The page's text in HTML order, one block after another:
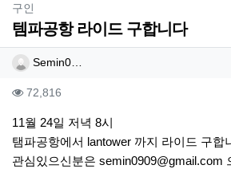
구인
템파공항 라이드 구합니다
작성자 정보
Semin0…
컨텐츠 정보
72,816
본문
11월 24일 저녁 8시
탬파공항에서 lantower 까지 라이드 구합
관심있으신분은 semin0909@gmail.com